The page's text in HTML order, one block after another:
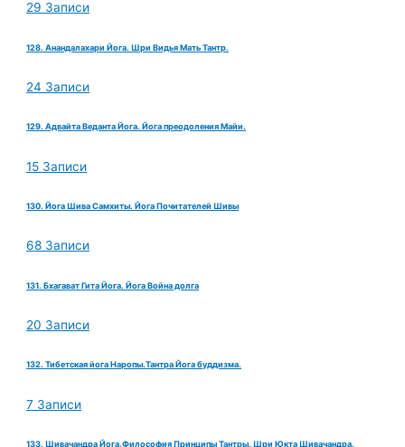
29 Записи
128. Анандалахари Йога. Шри Видья Мать Тантр.
24 Записи
129. Адвайта Веданта Йога. Йога преодоления Майи.
15 Записи
130. Йога Шива Самхиты. Йога Почитателей Шивы
68 Записи
131. Бхагават Гита Йога. Йога Война долга
20 Записи
132. Тибетская йога Наропы.Тантра Йога буддизма.
7 Записи
133. Шивачандра Йога.Философия Принципы Тантры. Шри Юкта Шивачандра.